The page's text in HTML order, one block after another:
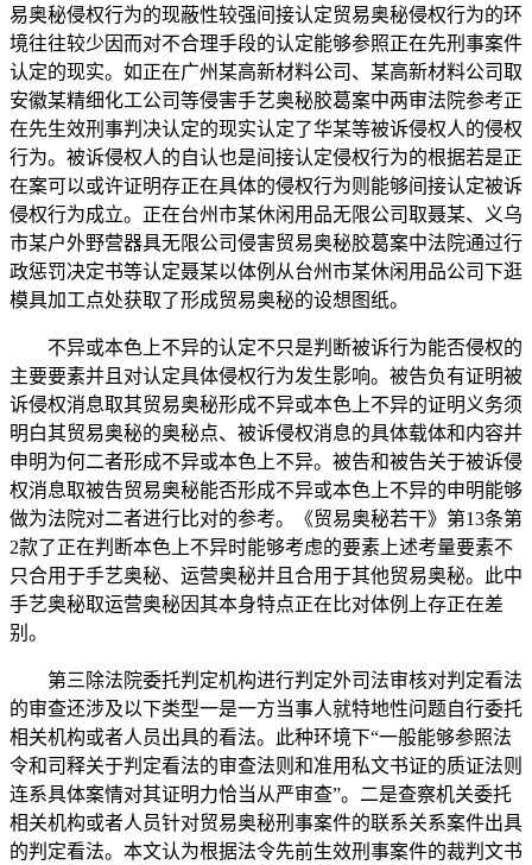
易奥秘侵权行为的现蔽性较强间接认定贸易奥秘侵权行为的环
境往往较少因而对不合理手段的认定能够参照正在先刑事案件
认定的现实。如正在广州某高新材料公司、某高新材料公司取
安徽某精细化工公司等侵害手艺奥秘胶葛案中两审法院参考正
在先生效刑事判决认定的现实认定了华某等被诉侵权人的侵权
行为。被诉侵权人的自认也是间接认定侵权行为的根据若是正
在案可以或许证明存正在具体的侵权行为则能够间接认定被诉
侵权行为成立。正在台州市某休闲用品无限公司取聂某、义乌
市某户外野营器具无限公司侵害贸易奥秘胶葛案中法院通过行
政惩罚决定书等认定聂某以体例从台州市某休闲用品公司下逛
模具加工点处获取了形成贸易奥秘的设想图纸。
不异或本色上不异的认定不只是判断被诉行为能否侵权的
主要要素并且对认定具体侵权行为发生影响。被告负有证明被
诉侵权消息取其贸易奥秘形成不异或本色上不异的证明义务须
明白其贸易奥秘的奥秘点、被诉侵权消息的具体载体和内容并
申明为何二者形成不异或本色上不异。被告和被告关于被诉侵
权消息取被告贸易奥秘能否形成不异或本色上不异的申明能够
做为法院对二者进行比对的参考。《贸易奥秘若干》第13条第
2款了正在判断本色上不异时能够考虑的要素上述考量要素不
只合用于手艺奥秘、运营奥秘并且合用于其他贸易奥秘。此中
手艺奥秘取运营奥秘因其本身特点正在比对体例上存正在差
别。
第三除法院委托判定机构进行判定外司法审核对判定看法
的审查还涉及以下类型一是一方当事人就特地性问题自行委托
相关机构或者人员出具的看法。此种环境下“一般能够参照法
令和司释关于判定看法的审查法则和准用私文书证的质证法则
连系具体案情对其证明力恰当从严审查”。二是查察机关委托
相关机构或者人员针对贸易奥秘刑事案件的联系关系案件出具
的判定看法。本文认为根据法令先前生效刑事案件的裁判文书